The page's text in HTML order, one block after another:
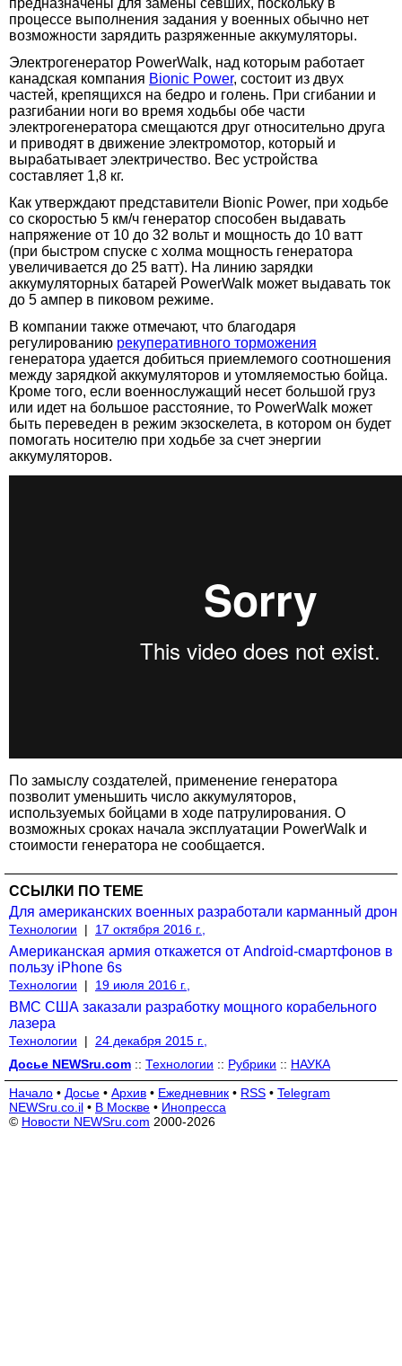
процессе выполнения задания у военных обычно нет
возможности зарядить разряженные аккумуляторы.
Электрогенератор PowerWalk, над которым работает
канадская компания Bionic Power, состоит из двух
частей, крепящихся на бедро и голень. При сгибании и
разгибании ноги во время ходьбы обе части
электрогенератора смещаются друг относительно друга
и приводят в движение электромотор, который и
вырабатывает электричество. Вес устройства
составляет 1,8 кг.
Как утверждают представители Bionic Power, при ходьбе
со скоростью 5 км/ч генератор способен выдавать
напряжение от 10 до 32 вольт и мощность до 10 ватт
(при быстром спуске с холма мощность генератора
увеличивается до 25 ватт). На линию зарядки
аккумуляторных батарей PowerWalk может выдавать ток
до 5 ампер в пиковом режиме.
В компании также отмечают, что благодаря
регулированию рекуперативного торможения
генератора удается добиться приемлемого соотношения
между зарядкой аккумуляторов и утомляемостью бойца.
Кроме того, если военнослужащий несет большой груз
или идет на большое расстояние, то PowerWalk может
быть переведен в режим экзоскелета, в котором он будет
помогать носителю при ходьбе за счет энергии
аккумуляторов.
По замыслу создателей, применение генератора
позволит уменьшить число аккумуляторов,
используемых бойцами в ходе патрулирования. О
возможных сроках начала эксплуатации PowerWalk и
стоимости генератора не сообщается.
ССЫЛКИ ПО ТЕМЕ
Для американских военных разработали карманный дрон
Технологии | 17 октября 2016 г.,
Американская армия откажется от Android-смартфонов в
пользу iPhone 6s
Технологии | 19 июля 2016 г.,
ВМС США заказали разработку мощного корабельного
лазера
Технологии |
24 декабря 2015 г.,
Досье NEWSru.com :: Технологии :: Рубрики :: НАУКА
Начало • Досье • Архив • Ежедневник • RSS • Telegram
NEWSru.co.il • В Москве • Инопресса
© Новости NEWSru.com 2000-2026